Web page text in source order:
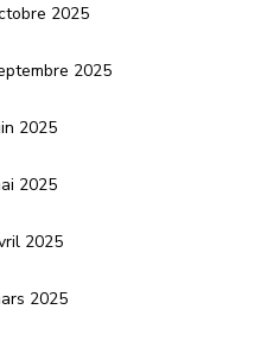
2025
2025
2025
2025
2025
2025